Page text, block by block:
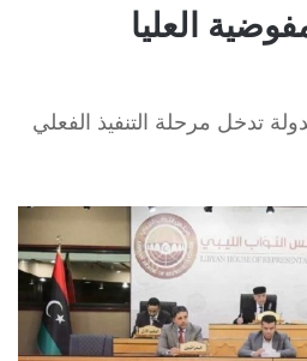
العليا
تدخل مرحلة التنفيذ الفعلي